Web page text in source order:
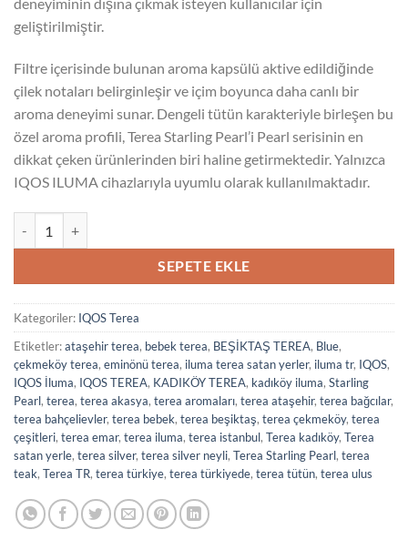
deneyiminin dışına çıkmak isteyen kullanıcılar için
geliştirilmiştir.
Filtre içerisinde bulunan aroma kapsülü aktive edildiğinde
çilek notaları belirginleşir ve içim boyunca daha canlı bir
aroma deneyimi sunar. Dengeli tütün karakteriyle birleşen bu
özel aroma profili, Terea Starling Pearl’i Pearl serisinin en
dikkat çeken ürünlerinden biri haline getirmektedir. Yalnızca
IQOS ILUMA cihazlarıyla uyumlu olarak kullanılmaktadır.
SEPETE EKLE
Kategoriler: IQOS Terea
Etiketler:ataşehir terea, bebek terea, BEŞİKTAŞ TEREA, Blue,
çekmeköy terea, eminönü terea, iluma terea satan yerler, iluma tr, IQOS,
IQOS İluma, IQOS TEREA, KADIKÖY TEREA, kadıköy iluma, Starling
Pearl, terea, terea akasya, terea aromaları, terea ataşehir, terea bağcılar,
terea bahçelievler, terea bebek, terea beşiktaş, terea çekmeköy, terea
çeşitleri, terea emar, terea iluma, terea istanbul, Terea kadıköy, Terea
satan yerle, terea silver, terea silver neyli, Terea Starling Pearl, terea
teak, Terea TR, terea türkiye, terea türkiyede, terea tütün, terea ulus